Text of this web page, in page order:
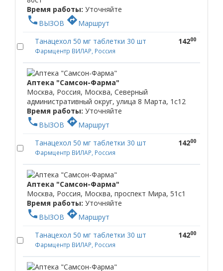
Время работы: Уточняйте
phone ВЫЗОВ directionsМаршрут
Танацехол 50 мг таблетки 30 шт
Фармцентр ВИЛАР, Россия
14200
Аптека "Самсон-Фарма"
Москва, Россия, Москва, Северный
административный округ, улица 8 Марта, 1с12
Время работы: Уточняйте
phone ВЫЗОВ directionsМаршрут
Танацехол 50 мг таблетки 30 шт
Фармцентр ВИЛАР, Россия
14200
Аптека "Самсон-Фарма"
Москва, Россия, Москва, проспект Мира, 51с1
Время работы: Уточняйте
phone ВЫЗОВ directionsМаршрут
Танацехол 50 мг таблетки 30 шт
Фармцентр ВИЛАР, Россия
14200